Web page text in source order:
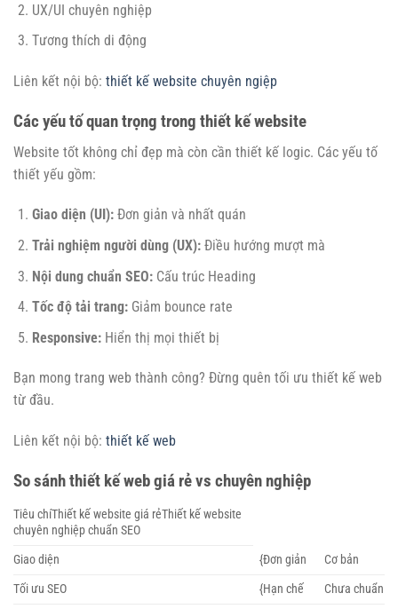
UX/UI chuyên nghiệp
Tương thích di động
Liên kết nội bộ: thiết kế website chuyên ngiệp
Các yếu tố quan trọng trong thiết kế website
Website tốt không chỉ đẹp mà còn cần thiết kế logic. Các yếu tố
thiết yếu gồm:
Giao diện (UI):Đơn giản và nhất quán
Trải nghiệm người dùng (UX):Điều hướng mượt mà
Nội dung chuẩn SEO:Cấu trúc Heading
Tốc độ tải trang:Giảm bounce rate
Responsive:Hiển thị mọi thiết bị
Bạn mong trang web thành công? Đừng quên tối ưu thiết kế web
từ đầu.
Liên kết nội bộ: thiết kế web
So sánh thiết kế web giá rẻ vs chuyên nghiệp
Tiêu chíThiết kế website giá rẻThiết kế website
chuyên nghiệp chuẩn SEO
Giao diện
{Đơn giản
Cơ bản
Tối ưu SEO
{Hạn chế Chưa chuẩn